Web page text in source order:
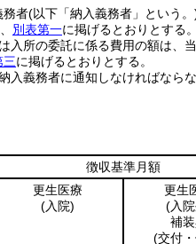
務者(以下「納入義務者」という。
別表第一に掲げるとおりとする。
所の委託に係る費用の額は、
三に掲げるとおりとする。
義務者に通知しなければならな
徴収基準月額
更生医療
(入院)
更生
(入
補
(交付